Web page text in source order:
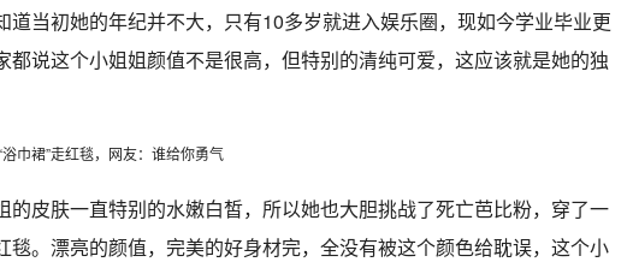
道当初她的年纪并不大，只有10多岁就进入娱乐圈，现如今学业毕业更
都说这个小姐姐颜值不是很高，但特别的清纯可爱，这应该就是她的独
的皮肤一直特别的水嫩白皙，所以她也大胆挑战了死亡芭比粉，穿了一
毯。漂亮的颜值，完美的好身材完，全没有被这个颜色给耽误，这个小